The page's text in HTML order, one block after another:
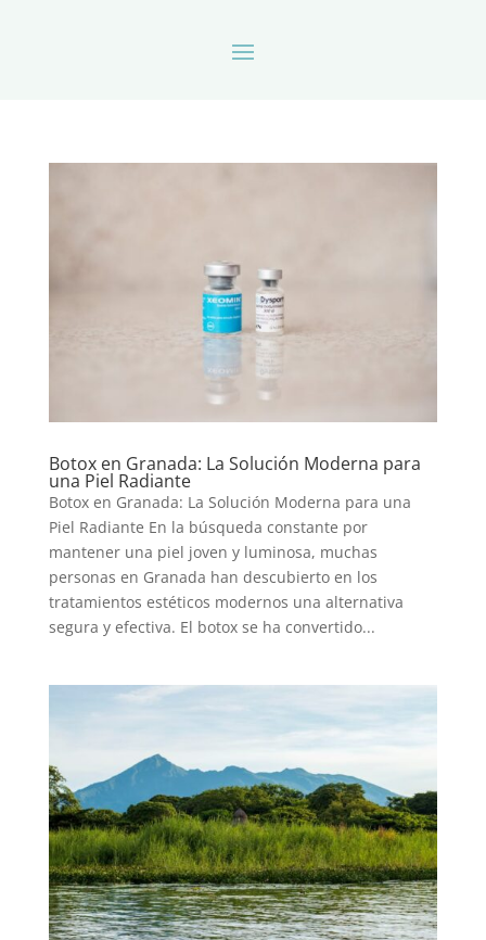
Botox en Granada: La Solución Moderna para
una Piel Radiante
Botox en Granada: La Solución Moderna para una
Piel Radiante En la búsqueda constante por
mantener una piel joven y luminosa, muchas
personas en Granada han descubierto en los
tratamientos estéticos modernos una alternativa
segura y efectiva. El botox se ha convertido...